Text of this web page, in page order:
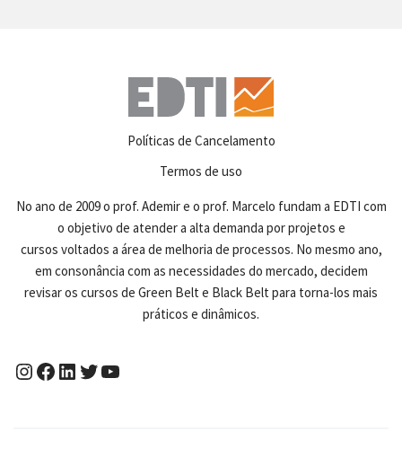
Políticas de Cancelamento
Termos de uso
No ano de 2009 o prof. Ademir e o prof. Marcelo fundam a EDTI com
o objetivo de atender a alta demanda por projetos e
cursos voltados a área de melhoria de processos. No mesmo ano,
em consonância com as necessidades do mercado, decidem
revisar os cursos de Green Belt e Black Belt para torna-los mais
práticos e dinâmicos.